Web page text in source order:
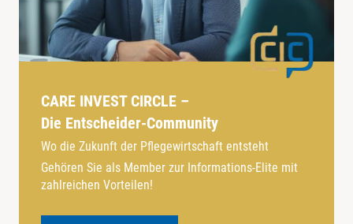
CARE INVEST CIRCLE –
Die Entscheider-Community
Wo die Zukunft der Pflegewirtschaft entsteht
Gehören Sie als Member zur Informations-Elite mit
zahlreichen Vorteilen!